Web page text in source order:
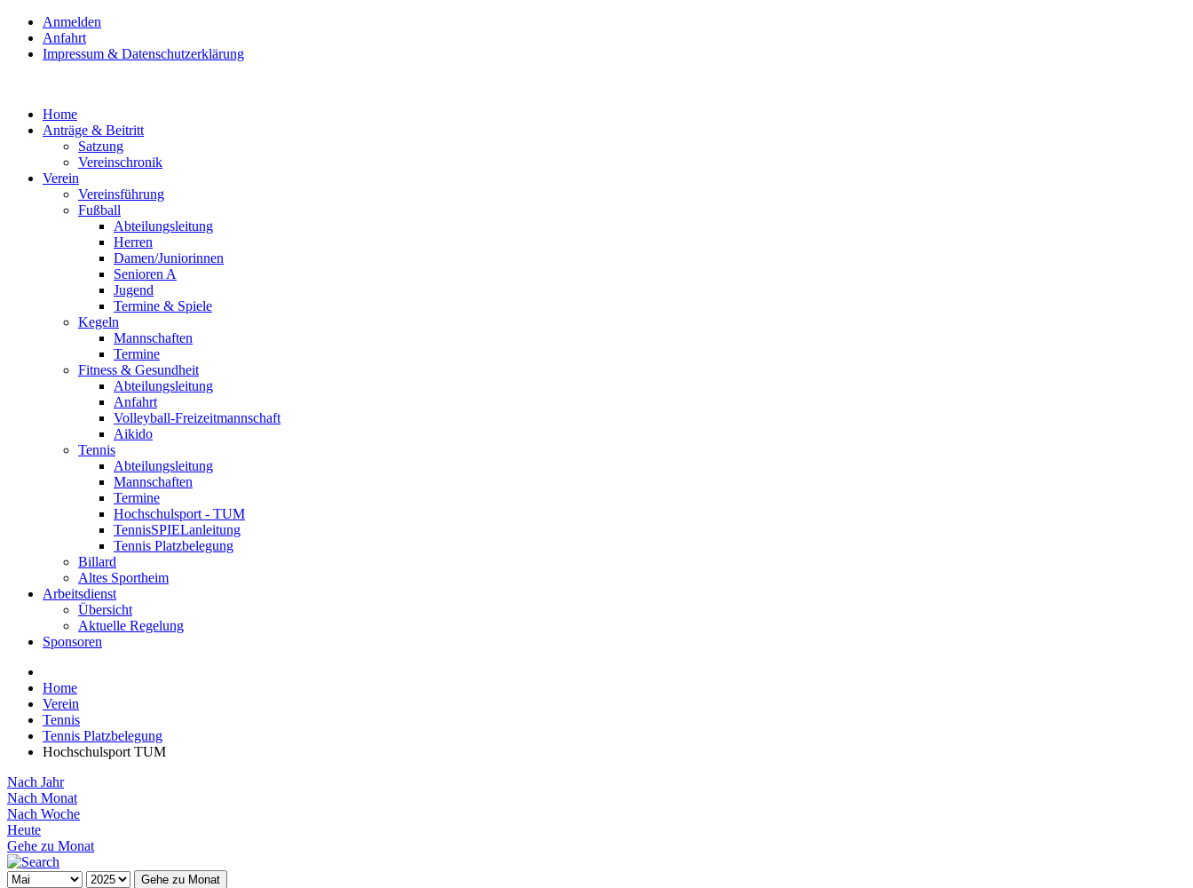
Anmelden
Anfahrt
Impressum & Datenschutzerklärung
Home
Anträge & Beitritt
Satzung
Vereinschronik
Verein
Vereinsführung
Fußball
Abteilungsleitung
Herren
Damen/Juniorinnen
Senioren A
Jugend
Termine & Spiele
Kegeln
Mannschaften
Termine
Fitness & Gesundheit
Abteilungsleitung
Anfahrt
Volleyball-Freizeitmannschaft
Aikido
Tennis
Abteilungsleitung
Mannschaften
Termine
Hochschulsport - TUM
TennisSPIELanleitung
Tennis Platzbelegung
Billard
Altes Sportheim
Arbeitsdienst
Übersicht
Aktuelle Regelung
Sponsoren
Home
Verein
Tennis
Tennis Platzbelegung
Hochschulsport TUM
Nach Jahr
Nach Monat
Nach Woche
Heute
Gehe zu Monat
Gehe zu Monat